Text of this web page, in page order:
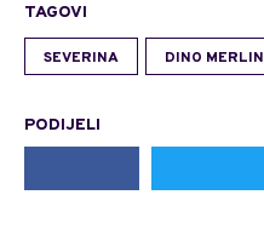
TAGOVI
SEVERINA DINO MERLIN
PODIJELI